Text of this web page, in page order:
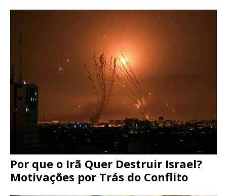
Por que o Irã Quer Destruir Israel?
Motivações por Trás do Conflito